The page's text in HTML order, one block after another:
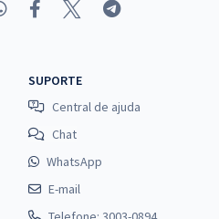
SUPORTE
Central de ajuda
Chat
WhatsApp
E-mail